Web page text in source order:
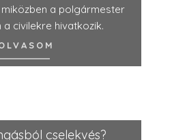
a polgármester
civilekre hivatkozik.
cselekvés?